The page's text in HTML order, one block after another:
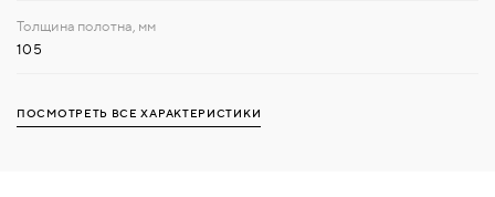
105
ПОСМОТРЕТЬ ВСЕ ХАРАКТЕРИСТИКИ